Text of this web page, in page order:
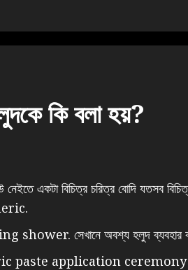
কি বলা হয়?
একটা বিচিত্র চরিত্র বোদি যতসব
shower. সেখানে অবশ্য হলুদ ব্যবহার
paste application